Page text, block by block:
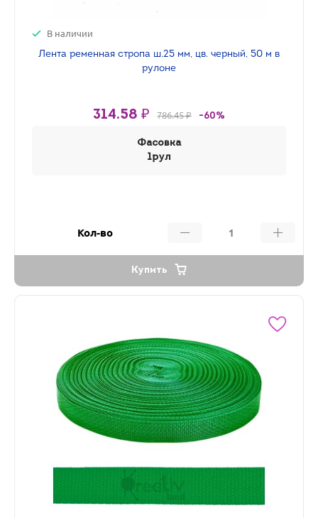
В наличии
Лента ременная стропа ш.25 мм, цв. черный, 50 м в
рулоне
314.58 ₽ 786.45 ₽ -60%
Фасовка
1рул
Кол-во
Купить